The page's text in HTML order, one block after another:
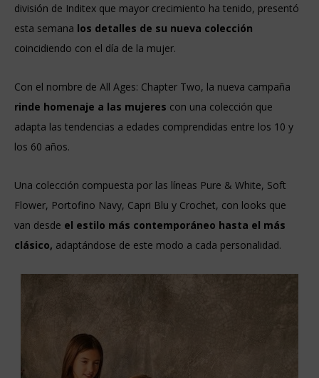
división de Inditex que mayor crecimiento ha tenido, presentó
esta semana los detalles de su nueva colección
coincidiendo con el día de la mujer.
Con el nombre de All Ages: Chapter Two, la nueva campaña
rinde homenaje a las mujeres con una colección que
adapta las tendencias a edades comprendidas entre los 10 y
los 60 años.
Una colección compuesta por las líneas Pure & White, Soft
Flower, Portofino Navy, Capri Blu y Crochet, con looks que
van desde el estilo más contemporáneo hasta el más
clásico, adaptándose de este modo a cada personalidad.